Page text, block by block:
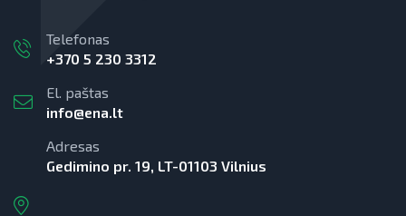
Telefonas
+370 5 230 3312
El. paštas
info@ena.lt
Adresas
Gedimino pr. 19, LT-01103 Vilnius